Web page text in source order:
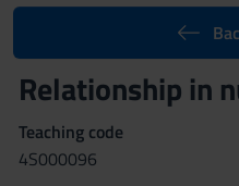
Relationship in
Teaching code
4S000096